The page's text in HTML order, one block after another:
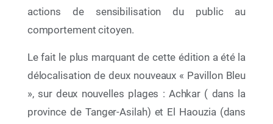
2025-2026 et tracer les perspectives 2026-2027
actions de sensibilisation du public au
comportement citoyen.
Le fait le plus marquant de cette édition a été la
délocalisation de deux nouveaux « Pavillon Bleu
», sur deux nouvelles plages : Achkar ( dans la
province de Tanger-Asilah) et El Haouzia (dans